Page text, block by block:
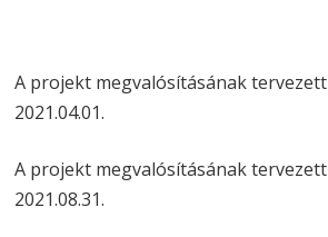
A projekt megvalósításának
2021.04.01.
A projekt megvalósításának
2021.08.31.